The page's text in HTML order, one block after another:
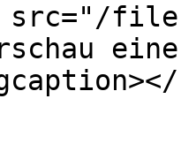
files/
einer